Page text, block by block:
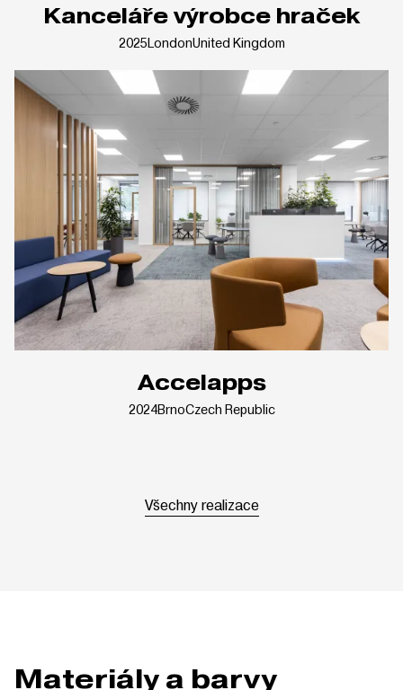
Kanceláře výrobce hraček
2025LondonUnited Kingdom
Accelapps
2024BrnoCzech Republic
Všechny realizace
Materiály a barvy